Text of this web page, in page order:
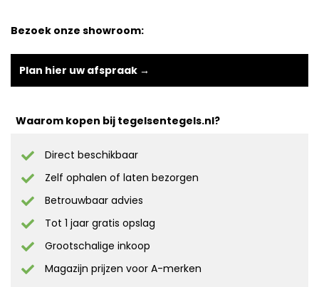
Bezoek onze showroom:
Plan hier uw afspraak →
Waarom kopen bij tegelsentegels.nl?
Direct beschikbaar
Zelf ophalen of laten bezorgen
Betrouwbaar advies
Tot 1 jaar gratis opslag
Grootschalige inkoop
Magazijn prijzen voor A-merken